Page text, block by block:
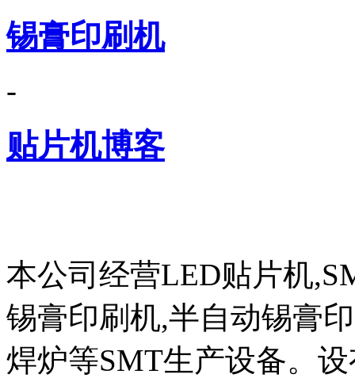
锡膏印刷机
-
贴片机博客
本公司经营LED贴片机
锡膏印刷机,半自动锡膏
焊炉等SMT生产设备。